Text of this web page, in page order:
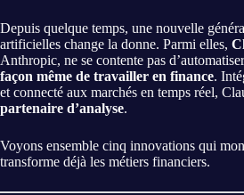
Depuis quelque temps, une nouvelle
artificielles change la donne. Parmi elles,
Anthropic, ne se contente pas
façon même de travailler en finance.
et connecté aux marchés en temps réel,
partenaire d’analyse.
Voyons ensemble cinq innovations qui
transforme déjà les métiers financiers.